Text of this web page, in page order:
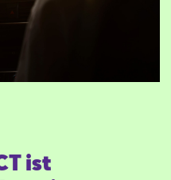
ist